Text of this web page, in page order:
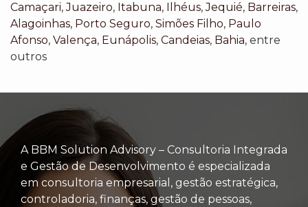
Camaçari,Juazeiro, Itabuna, Ilhéus,Jequié, Barreiras,
Alagoinhas, Porto Seguro, Simões Filho, Paulo
Afonso, Valença, Eunápolis, Candeias, Bahia, entre
outros
A BBM Solution Advisory – Consultoria Integrada
e Gestão de Desenvolvimento é especializada
em consultoria empresarial, gestão estratégica,
controladoria, finanças, gestão de pessoas,